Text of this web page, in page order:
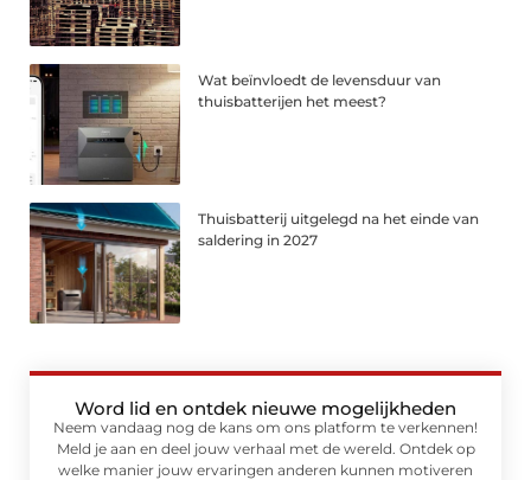
Wat beïnvloedt de levensduur van
thuisbatterijen het meest?
Thuisbatterij uitgelegd na het einde van
saldering in 2027
Word lid en ontdek nieuwe mogelijkheden
Neem vandaag nog de kans om ons platform te verkennen!
Meld je aan en deel jouw verhaal met de wereld. Ontdek op
welke manier jouw ervaringen anderen kunnen motiveren